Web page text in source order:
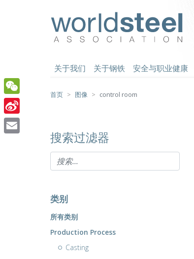
关于我们 关于钢铁 安全与职业健康
首页 图像 control room
搜索过滤器
类别
所有类别
Production Process
Casting
WeChat
Sina